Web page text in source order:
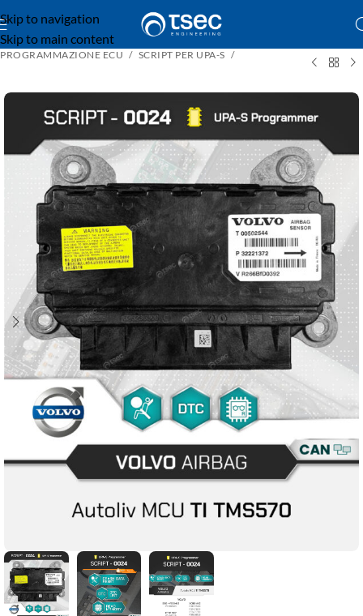
Skip to navigation
Skip to main content
PROGRAMMAZIONE ECU SCRIPT PER UPA-S